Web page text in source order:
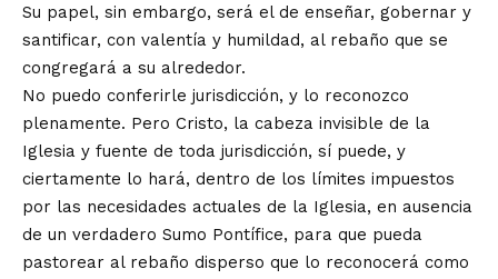
Su papel, sin embargo, será el de enseñar, gobernar y
santificar, con valentía y humildad, al rebaño que se
congregará a su alrededor.
No puedo conferirle jurisdicción, y lo reconozco
plenamente. Pero Cristo, la cabeza invisible de la
Iglesia y fuente de toda jurisdicción, sí puede, y
ciertamente lo hará, dentro de los límites impuestos
por las necesidades actuales de la Iglesia, en ausencia
de un verdadero Sumo Pontífice, para que pueda
pastorear al rebaño disperso que lo reconocerá como